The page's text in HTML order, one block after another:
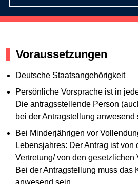
Voraussetzungen
Deutsche Staatsangehörigkeit
Persönliche Vorsprache ist in
Die antragsstellende Person
bei der Antragstellung anwesend
Bei Minderjährigen vor
Lebensjahres: Der Antrag ist von
Vertretung/ von den gesetzlichen
Bei der Antragstellung muss das
anwesend sein.